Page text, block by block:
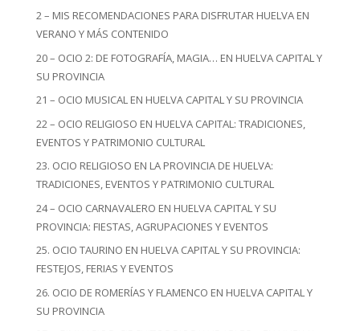
2 – MIS RECOMENDACIONES PARA DISFRUTAR HUELVA EN
VERANO Y MÁS CONTENIDO
20 – OCIO 2: DE FOTOGRAFÍA, MAGIA… EN HUELVA CAPITAL Y
SU PROVINCIA
21 – OCIO MUSICAL EN HUELVA CAPITAL Y SU PROVINCIA
22 – OCIO RELIGIOSO EN HUELVA CAPITAL: TRADICIONES,
EVENTOS Y PATRIMONIO CULTURAL
23. OCIO RELIGIOSO EN LA PROVINCIA DE HUELVA:
TRADICIONES, EVENTOS Y PATRIMONIO CULTURAL
24 – OCIO CARNAVALERO EN HUELVA CAPITAL Y SU
PROVINCIA: FIESTAS, AGRUPACIONES Y EVENTOS
25. OCIO TAURINO EN HUELVA CAPITAL Y SU PROVINCIA:
FESTEJOS, FERIAS Y EVENTOS
26. OCIO DE ROMERÍAS Y FLAMENCO EN HUELVA CAPITAL Y
SU PROVINCIA